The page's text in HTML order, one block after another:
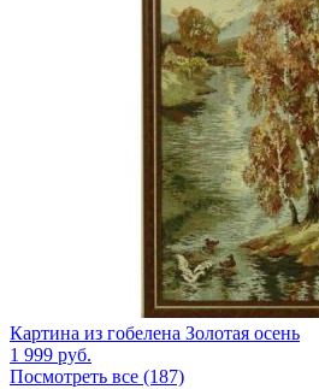
Картина из гобелена Золотая осень
1 999 руб.
Посмотреть все (187)